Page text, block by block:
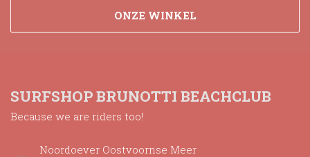
ONZE WINKEL
SURFSHOP BRUNOTTI BEACHCLUB
Because we are riders too!
Noordoever Oostvoornse Meer